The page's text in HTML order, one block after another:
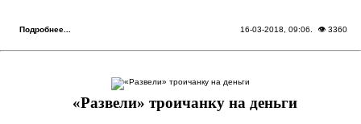
Подробнее... 16-03-2018, 09:06 . 👁 3360
«Развели» троичанку на деньги